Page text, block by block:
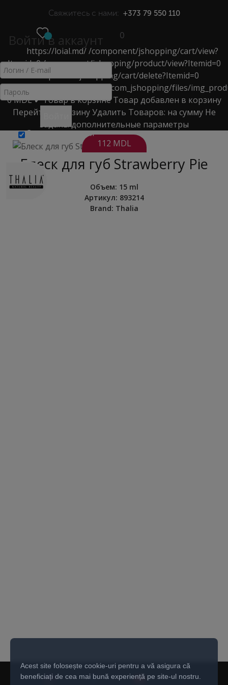
МЕНЮ
Свяжитесь с нами: +373 79 550 110
Войти в аккаунт
Запомнить меня
0
https://loial.md/ /component/jshopping/cart/view?
Itemid=0/component/jshopping/product/view?Itemid=0
/component/jshopping/cart/delete?Itemid=0
https://loial.md/components/com_jshopping/files/
0MDL✔ Товар в корзине Товар добавлен в корзину
Перейти в корзину Удалить Товаров: на сумму Не
заданы дополнительные параметры
СЫВОРОТКА & МАСЛО
Главная > Каталог Кремы, Маски, Сыворотки
сыворотка & масло
> Блеск для губ Strawberry Pie
112 MDL
Блеск для губ Strawberry Pie
Объем: 15 ml
Артикул: 893214
Brand: Thalia
Acest site folosește cookie-uri pentru a vă asigura că
beneficiați de cea mai bună experiență pe site-ul nostru.